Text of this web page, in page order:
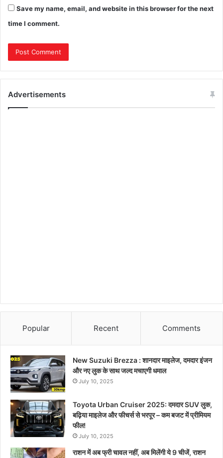
Save my name, email, and website in this browser for the next
time I comment.
Advertisements
Popular Recent Comments
New Suzuki Brezza : शानदार माइलेज, दमदार इंजन
और नए लुक के साथ जल्द मचाएगी धमाल
July 10, 2025
Toyota Urban Cruiser 2025: दमदार SUV लुक,
बढ़िया माइलेज और फीचर्स से भरपूर – कम बजट में प्रीमियम
फील!
July 10, 2025
राशन में अब फ्री चावल नहीं, अब मिलेंगी ये 9 चीजें, राशन